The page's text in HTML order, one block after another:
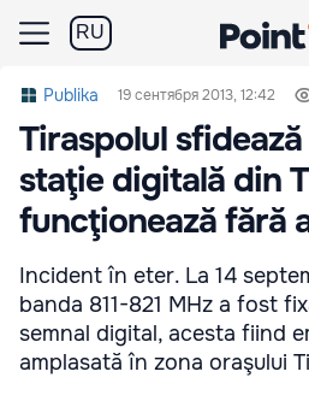
RU
Publika 19 сентября 2013, 12:42
Tiraspolul
staţie digitală din
funcţionează fără
Incident în eter. La 14
banda 811-821 MHz a fost
semnal digital, acesta fiind
amplasată în zona oraşului